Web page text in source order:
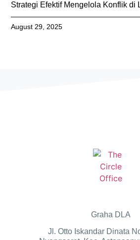
Strategi Efektif Mengelola Konflik di
August 29, 2025
Graha DLA
Jl. Otto Iskandar Dinata